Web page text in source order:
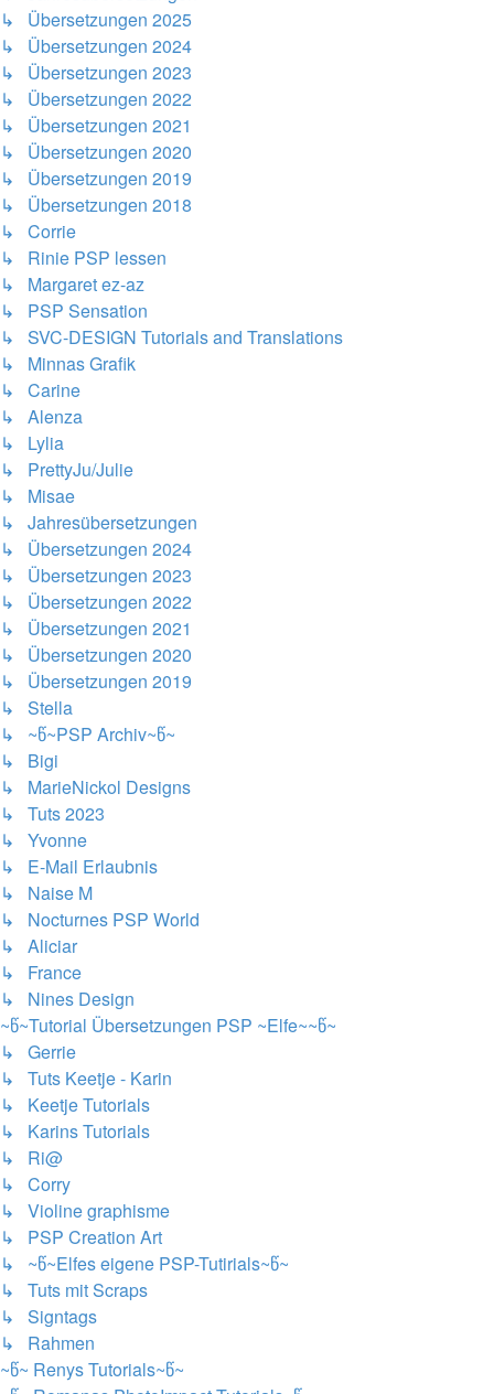
↳ Übersetzungen 2025
↳ Übersetzungen 2024
↳ Übersetzungen 2023
↳ Übersetzungen 2022
↳ Übersetzungen 2021
↳ Übersetzungen 2020
↳ Übersetzungen 2019
↳ Übersetzungen 2018
↳ Corrie
↳ Rinie PSP lessen
↳ Margaret ez-az
↳ PSP Sensation
↳ SVC-DESIGN Tutorials and Translations
↳ Minnas Grafik
↳ Carine
↳ Alenza
↳ Lylia
↳ PrettyJu/Julie
↳ Misae
↳ Jahresübersetzungen
↳ Übersetzungen 2024
↳ Übersetzungen 2023
↳ Übersetzungen 2022
↳ Übersetzungen 2021
↳ Übersetzungen 2020
↳ Übersetzungen 2019
↳ Stella
↳ ~წ~PSP Archiv~წ~
↳ Bigi
↳ MarieNickol Designs
↳ Tuts 2023
↳ Yvonne
↳ E-Mail Erlaubnis
↳ Naise M
↳ Nocturnes PSP World
↳ Aliciar
↳ France
↳ Nines Design
~წ~Tutorial Übersetzungen PSP ~Elfe~~წ~
↳ Gerrie
↳ Tuts Keetje - Karin
↳ Keetje Tutorials
↳ Karins Tutorials
↳ Ri@
↳ Corry
↳ Violine graphisme
↳ PSP Creation Art
↳ ~წ~Elfes eigene PSP-Tutirials~წ~
↳ Tuts mit Scraps
↳ Signtags
↳ Rahmen
~წ~ Renys Tutorials~წ~